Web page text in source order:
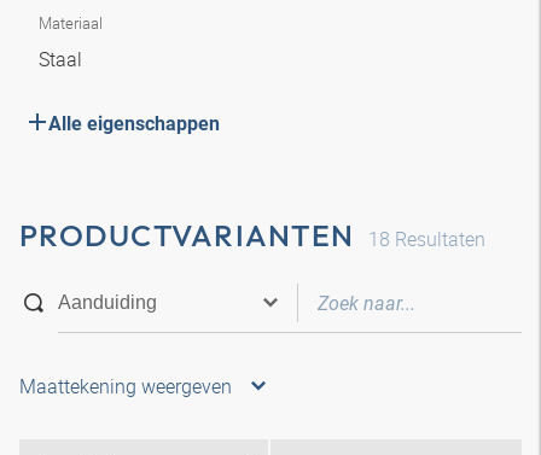
Materiaal
Staal
Alle eigenschappen
PRODUCTVARIANTEN 18 Resultaten
Maattekening weergeven